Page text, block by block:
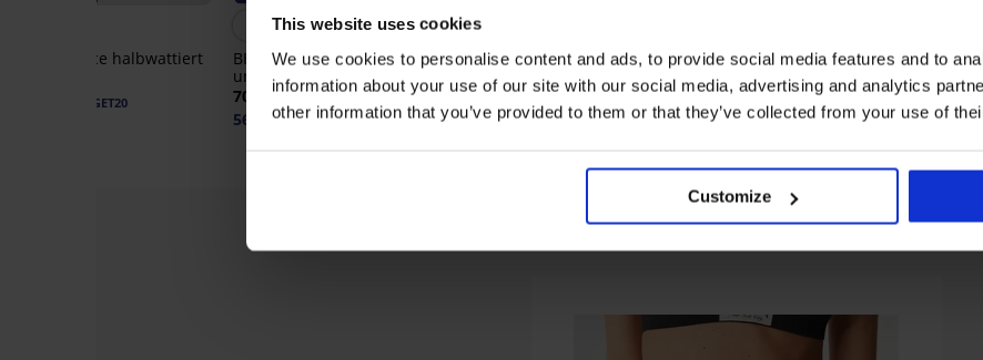
This website uses cookies
We use cookies to personalise content and ads, to provide social media features and to
information about your use of our site with our social media, advertising and analytics
other information that you’ve provided to them or that they’ve collected from your use of
Customize
Caressence halbwattiert
GET20
BH Salma Crop Top
unwattiert
70,99 €
56,79 € Code: GET20
BH Mystic Lace unwattiert
52,99 €
42,39 €
Code: GET20
Bikini Nia
99,98 €
79,98 €
Code: GET20
BH
Aus derselben Kollektion